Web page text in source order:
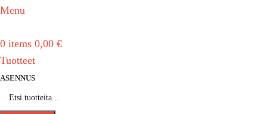
Menu
0 items 0,00 €
Tuotteet
ASENNUS